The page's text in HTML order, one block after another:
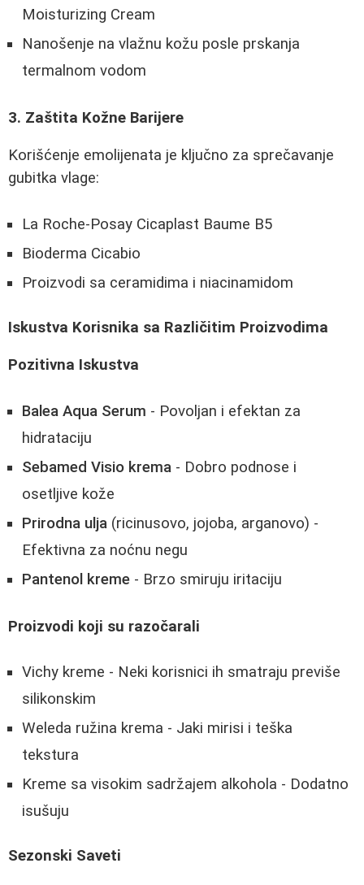
Moisturizing Cream
Nanošenje na vlažnu kožu posle prskanja
termalnom vodom
3. Zaštita Kožne Barijere
Korišćenje emolijenata je ključno za sprečavanje
gubitka vlage:
La Roche-Posay Cicaplast Baume B5
Bioderma Cicabio
Proizvodi sa ceramidima i niacinamidom
Iskustva Korisnika sa Različitim Proizvodima
Pozitivna Iskustva
Balea Aqua Serum - Povoljan i efektan za
hidrataciju
Sebamed Visio krema - Dobro podnose i
osetljive kože
Prirodna ulja (ricinusovo, jojoba, arganovo) -
Efektivna za noćnu negu
Pantenol kreme - Brzo smiruju iritaciju
Proizvodi koji su razočarali
Vichy kreme - Neki korisnici ih smatraju previše
silikonskim
Weleda ružina krema - Jaki mirisi i teška
tekstura
Kreme sa visokim sadržajem alkohola - Dodatno
isušuju
Sezonski Saveti